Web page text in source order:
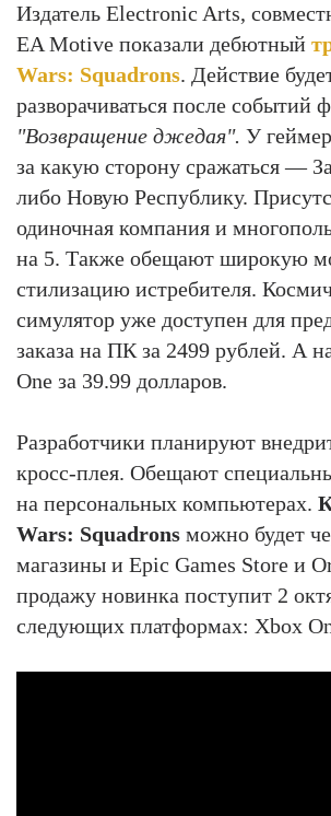
Издатель Electronic Arts,
EA Motive показали дебютный
Wars: Squadrons. Действие
разворачиваться после событий
"Возвращение джедая". У
за какую сторону сражаться —
либо Новую Республику.
одиночная компания и
на 5. Также обещают широкую
стилизацию истребителя.
симулятор уже доступен для
заказа на ПК за 2499 рублей. А
One за 39.99 долларов.
Разработчики планируют
кросс-плея. Обещают
на персональных компьютерах.
Wars: Squadrons можно будет
магазины и Epic Games Store и
продажу новинка поступит 2
следующих платформах: Xbox